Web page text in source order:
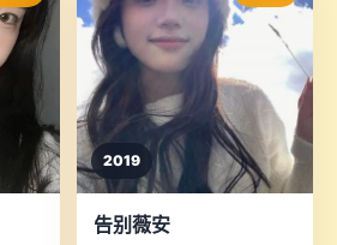
2019
告别薇安